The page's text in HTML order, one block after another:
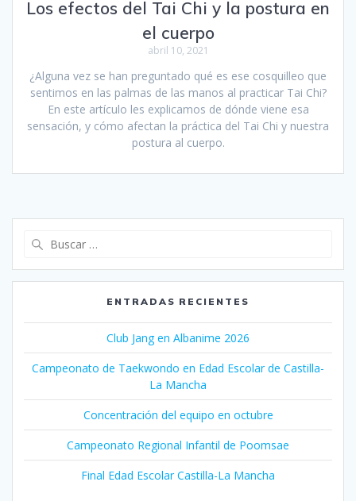
Los efectos del Tai Chi y la postura en
el cuerpo
abril 10, 2021
¿Alguna vez se han preguntado qué es ese cosquilleo que
sentimos en las palmas de las manos al practicar Tai Chi?
En este artículo les explicamos de dónde viene esa
sensación, y cómo afectan la práctica del Tai Chi y nuestra
postura al cuerpo.
ENTRADAS RECIENTES
Club Jang en Albanime 2026
Campeonato de Taekwondo en Edad Escolar de Castilla-
La Mancha
Concentración del equipo en octubre
Campeonato Regional Infantil de Poomsae
Final Edad Escolar Castilla-La Mancha